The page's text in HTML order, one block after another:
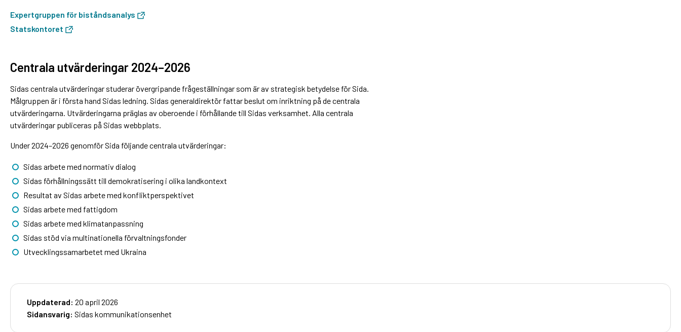
Expertgruppen för biståndsanalys
Statskontoret
Centrala utvärderingar 2024–2026
Sidas centrala utvärderingar studerar övergripande frågeställningar som är av strategisk betydelse för Sida.
Målgruppen är i första hand Sidas ledning. Sidas generaldirektör fattar beslut om inriktning på de centrala
utvärderingarna. Utvärderingarna präglas av oberoende i förhållande till Sidas verksamhet. Alla centrala
utvärderingar publiceras på Sidas webbplats.
Under 2024–2026 genomför Sida följande centrala utvärderingar:
Sidas arbete med normativ dialog
Sidas förhållningssätt till demokratisering i olika landkontext
Resultat av Sidas arbete med konfliktperspektivet
Sidas arbete med fattigdom
Sidas arbete med klimatanpassning
Sidas stöd via multinationella förvaltningsfonder
Utvecklingssamarbetet med Ukraina
Uppdaterad: 20 april 2026
Sidansvarig: Sidas kommunikationsenhet